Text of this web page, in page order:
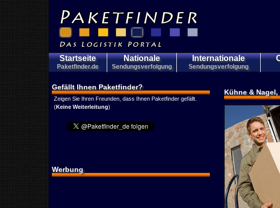
Startseite
Paketfinder.de
Nationale
Sendungsverfolgung
Internationale
Sendungsverfolgung
Gefällt Ihnen Paketfinder?
Zeigen Sie Ihren Freunden, dass Ihnen Paketfinder gefällt.
(Keine Weiterleitung)
Werbung
Kühne &